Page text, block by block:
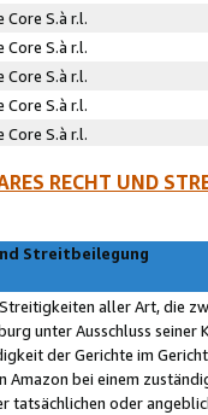
Core S.à r.l.
Core S.à r.l.
Core S.à r.l.
Core S.à r.l.
Core S.à r.l.
RECHT UND
Streitbeilegung
aller Art, die
unter Ausschluss
der Gerichte im
Amazon bei einem
tatsächlichen oder